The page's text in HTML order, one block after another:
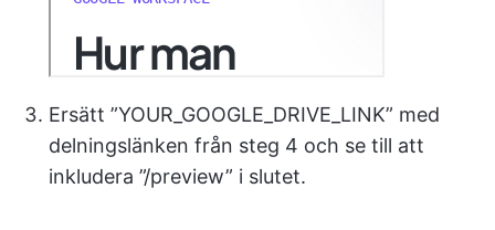
Ersätt ”YOUR_GOOGLE_DRIVE_LINK” med
delningslänken från steg 4 och se till att
inkludera ”/preview” i slutet.